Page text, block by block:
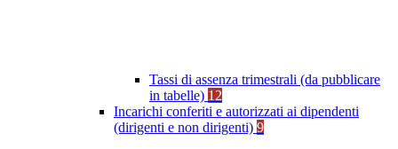
Tassi di assenza trimestrali (da pubblicare
in tabelle) 12
Incarichi conferiti e autorizzati ai dipendenti
(dirigenti e non dirigenti) 9